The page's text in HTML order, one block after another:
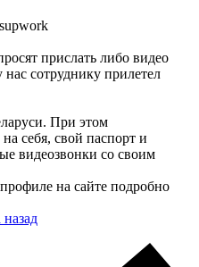
прислать либо видео
нас сотруднику прилетел
При этом
на себя, свой паспорт и
видеозвонки со своим
на сайте подробно
назад